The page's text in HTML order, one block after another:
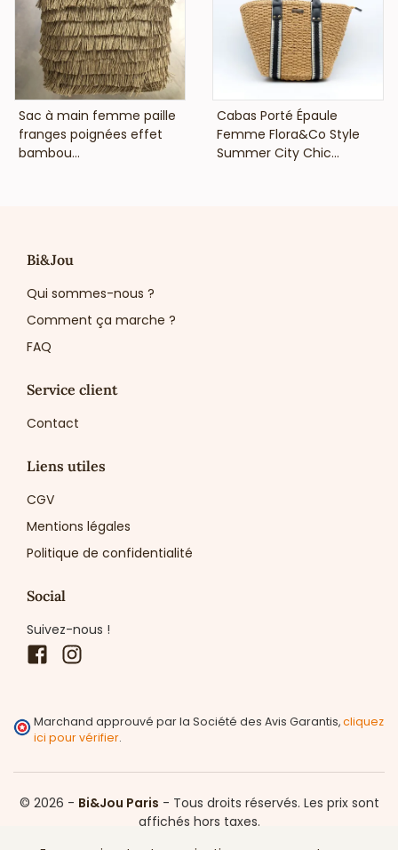
VOIR LE PRIX
Sac à main femme paille
franges poignées effet
bambou...
VOIR LE PRIX
Cabas Porté Épaule
Femme Flora&Co Style
Summer City Chic...
Bi&Jou
Qui sommes-nous ?
Comment ça marche ?
FAQ
Service client
Contact
Liens utiles
CGV
Mentions légales
Politique de confidentialité
Social
Suivez-nous !
Facebook
Marchand approuvé par la Société des Avis Garantis,cliquez
ici pour vérifier.
© 2026 - Bi&Jou Paris - Tous droits réservés. Les prix sont
affichés hors taxes.